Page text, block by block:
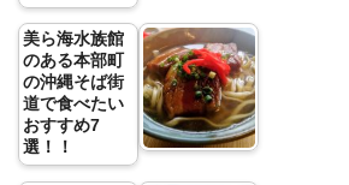
美ら海水族館
のある本部町
の沖縄そば街
道で食べたい
おすすめ7
選！！